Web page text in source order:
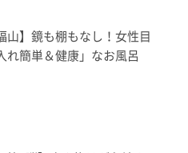
山】鏡も棚もなし！女性目
れ簡単＆健康」なお風呂